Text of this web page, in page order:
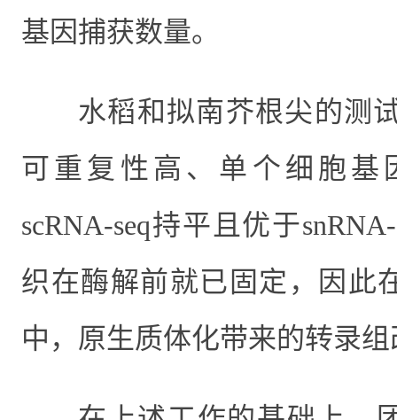
基因捕获数量。
水稻和拟南芥根尖的测
可重复性高 、单个细胞基
scRNA-seq持平且优于
织在酶解前就已固定，因此
中，原生质体化带来的转录